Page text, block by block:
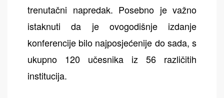
trenutačni napredak. Posebno je važno
istaknuti da je ovogodišnje izdanje
konferencije bilo najposjećenije do sada, s
ukupno 120 učesnika iz 56 različitih
institucija.